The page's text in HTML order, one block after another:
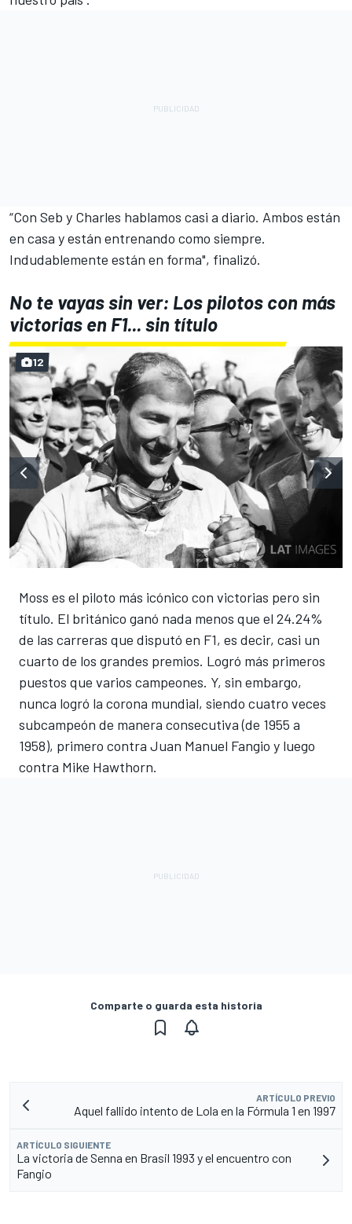
“Con Seb y Charles hablamos casi a diario. Ambos están
en casa y están entrenando como siempre.
Indudablemente están en forma", finalizó.
No te vayas sin ver: Los pilotos con más
victorias en F1... sin título
Moss es el piloto más icónico con victorias pero sin
título. El británico ganó nada menos que el 24.24%
de las carreras que disputó en F1, es decir, casi un
cuarto de los grandes premios. Logró más primeros
puestos que varios campeones. Y, sin embargo,
nunca logró la corona mundial, siendo cuatro veces
subcampeón de manera consecutiva (de 1955 a
1958), primero contra Juan Manuel Fangio y luego
contra Mike Hawthorn.
12
Comparte o guarda esta historia
ARTÍCULO PREVIO
Aquel fallido intento de Lola en la Fórmula 1 en 1997
ARTÍCULO SIGUIENTE
La victoria de Senna en Brasil 1993 y el encuentro con
Fangio